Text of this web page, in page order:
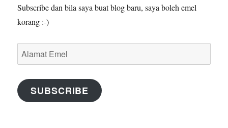
Subscribe dan bila saya buat blog baru, saya boleh emel
korang :-)
Alamat
Emel
SUBSCRIBE